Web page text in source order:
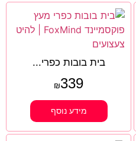
בית בובות כפרי...
₪339
מידע נוסף